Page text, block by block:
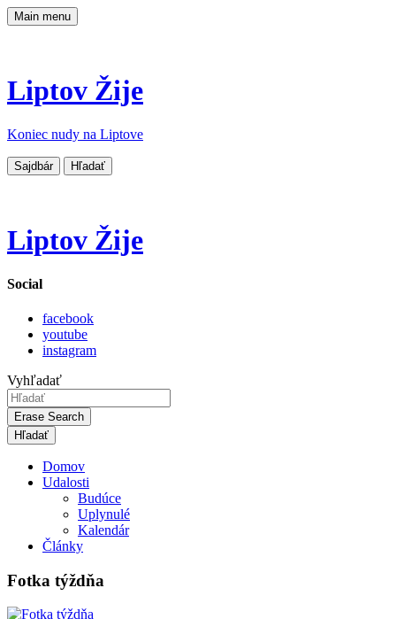
Main menu
Liptov Žije
Koniec nudy na Liptove
Sajdbár Hľadať
Liptov Žije
Social
facebook
youtube
instagram
Vyhľadať
Erase Search
Domov
Udalosti
Budúce
Uplynulé
Kalendár
Články
Fotka týždňa